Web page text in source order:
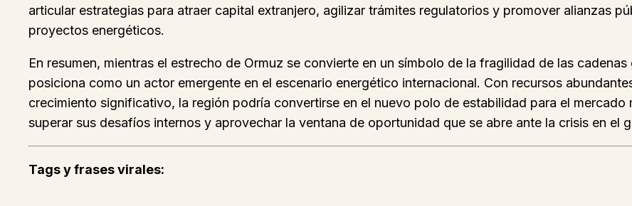
articular estrategias para atraer capital extranjero, agilizar trámites regulatorios y promover alianzas
proyectos energéticos.
En resumen, mientras el estrecho de Ormuz se convierte en un símbolo de la fragilidad de las
posiciona como un actor emergente en el escenario energético internacional. Con recursos
crecimiento significativo, la región podría convertirse en el nuevo polo de estabilidad para el
superar sus desafíos internos y aprovechar la ventana de oportunidad que se abre ante la crisis en el
Tags y frases virales: